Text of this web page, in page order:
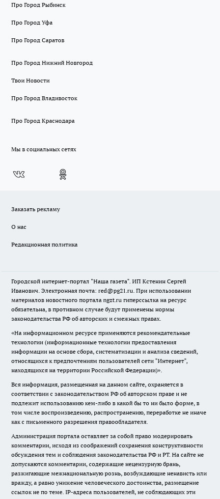
Про Город Рыбинск
Про Город Уфа
Про Город Саратов
Про Город Нижний Новгород
Твои Новости
Про Город Владивосток
Про Город Краснодара
Мы в социальных сетях
Заказать рекламу
О нас
Редакционная политика
Городской интернет-портал "Наша газета". ИП Кстенин Сергей
Иванович. Электронная почта: red@pg21.ru. При использовании
материалов новостного портала ngzt.ru гиперссылка на ресурс
обязательна, в противном случае будут применены нормы
законодательства РФ об авторских и смежных правах.
«На информационном ресурсе применяются рекомендательные
технологии (информационные технологии предоставления
информации на основе сбора, систематизации и анализа сведений,
относящихся к предпочтениям пользователей сети "Интернет",
находящихся на территории Российской Федерации)».
Вся информация, размещенная на данном сайте, охраняется в
соответствии с законодательством РФ об авторском праве и не
подлежит использованию кем-либо в какой бы то ни было форме, в
том числе воспроизведению, распространению, переработке не иначе
как с письменного разрешения правообладателя.
Администрация портала оставляет за собой право модерировать
комментарии, исходя из соображений сохранения конструктивности
обсуждения тем и соблюдения законодательства РФ и РТ. На сайте не
допускаются комментарии, содержащие нецензурную брань,
разжигающие межнациональную рознь, возбуждающие ненависть или
вражду, а равно унижение человеческого достоинства, размещение
ссылок не по теме. IP-адреса пользователей, не соблюдающих эти